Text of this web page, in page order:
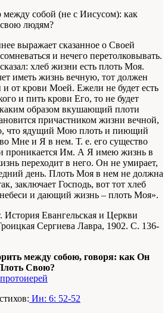
между собой (не с Иисусом): как
свою людям?
выражает сказанное о Своей
и нечего перетолковывать.
хлеб жизни есть плоть Моя.
иметь жизнь вечную, тот должен
от крови Моей. Ежели не будет есть
и пить крови Его, то не будет
образом вкушающий плоти
причастником жизни вечной,
что ядущий Мою плоть и пиющий
Мне и Я в нем. Т. е. его существо
проникается Им. А Я имею жизнь в
переходит в него. Он не умирает,
день. Плоть Моя в нем не должна
заключает Господь, вот тот хлеб
и дающий жизнь – плоть Моя».
Евангельская и Церкви
Сергиева Лавра, 1902. С. 136-
между собою, говоря: как Он
Свою?
Ин: 6: 52-52